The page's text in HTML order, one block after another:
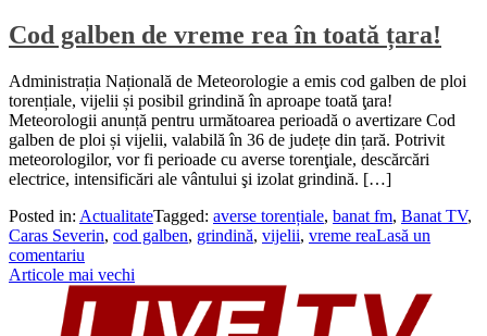
Cod galben de vreme rea în toată țara!
Administrația Națională de Meteorologie a emis cod galben de ploi
torențiale, vijelii și posibil grindină în aproape toată ţara!
Meteorologii anunță pentru următoarea perioadă o avertizare Cod
galben de ploi și vijelii, valabilă în 36 de județe din țară. Potrivit
meteorologilor, vor fi perioade cu averse torenţiale, descărcări
electrice, intensificări ale vântului şi izolat grindină. […]
Posted in: ActualitateTagged: averse torențiale, banat fm, Banat TV,
Caras Severin, cod galben, grindină, vijelii, vreme reaLasă un
comentariu
Navigare
Articole mai vechi